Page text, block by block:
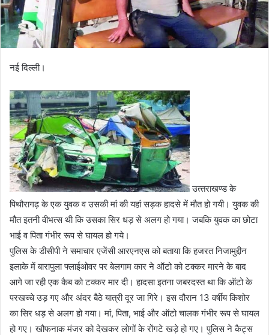
नई दिल्ली।
उत्‍तराखण्‍ड के
पिथौरागढ़ के एक युवक व उसकी मां की यहां सड़क हादसे में मौत हो गयी। युवक की
मौत इतनी वीभत्‍स थी कि उसका सिर धड़ से अलग हो गया। जबकि युवक का छोटा
भाई व पिता गंभीर रूप से घायल हो गये।
पुलिस के डीसीपी ने समाचार एजेंसी आरएनएस को बताया कि हजरत निजामुद्दीन
इलाके में बारापुला फ्लाईओवर पर बेलगाम कार ने ऑटो को टक्कर मारने के बाद
आगे जा रही एक कैब को टक्कर मार दी। हादसा इतना जबरदस्त था कि ऑटो के
परखच्चे उड़ गए और अंदर बैठे यात्री दूर जा गिरे। इस दौरान 13 वर्षीय किशोर
का सिर धड़ से अलग हो गया। मां, पिता, भाई और ऑटो चालक गंभीर रूप से घायल
हो गए। खौफनाक मंजर को देखकर लोगों के रोंगटे खड़े हो गए। पुलिस ने कैट्स